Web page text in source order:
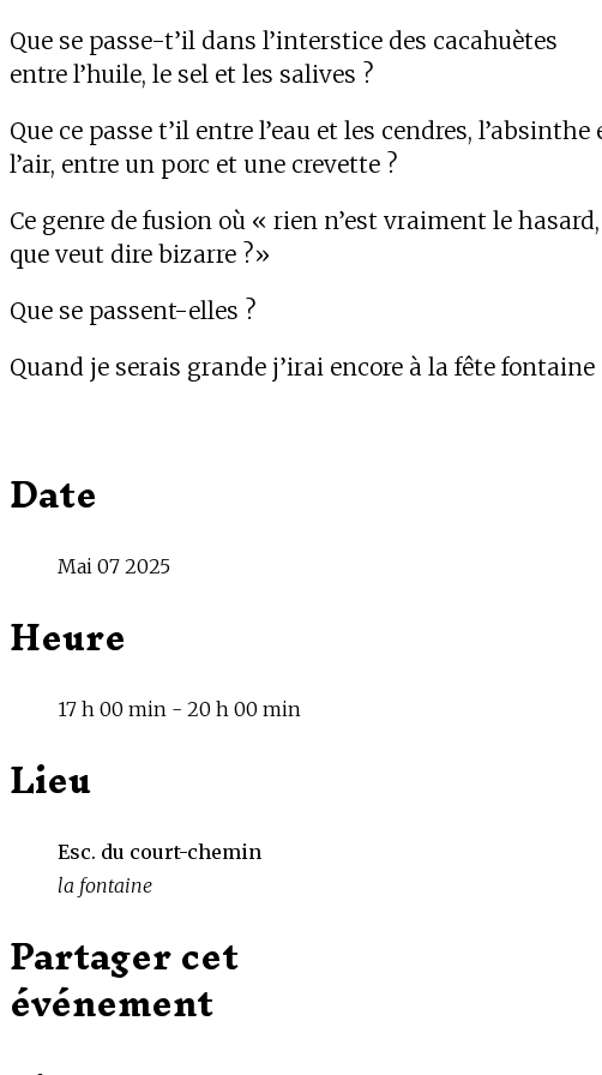
Que se passe-t’il dans l’interstice des cacahuètes
entre l’huile, le sel et les salives ?
Que ce passe t’il entre l’eau et les cendres, l’absinthe
l’air, entre un porc et une crevette ?
Ce genre de fusion où « rien n’est vraiment le hasard,
que veut dire bizarre ?»
Que se passent-elles ?
Quand je serais grande j’irai encore à la fête fontaine
Date
Mai 07 2025
Heure
17 h 00 min - 20 h 00 min
Lieu
Esc. du court-chemin
la fontaine
Partager cet
événement